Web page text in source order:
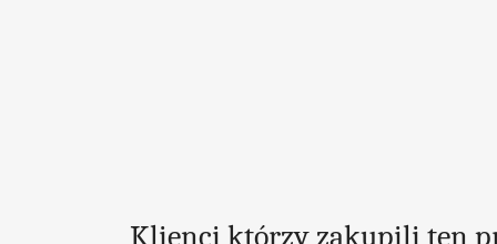
Klienci którzy zakupili ten